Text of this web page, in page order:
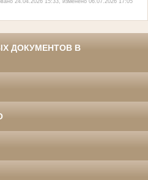
ДОКУМЕНТОВ В